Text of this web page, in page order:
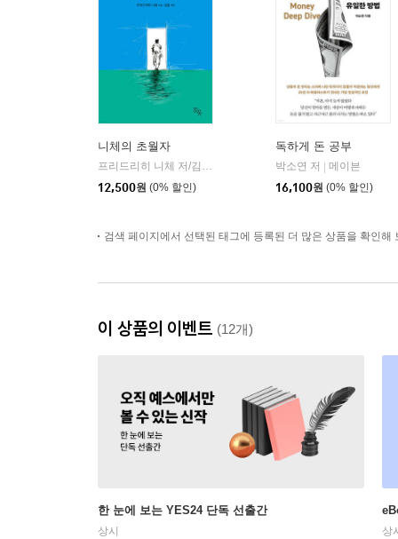
니체의 초월자
프리드리히 니체 저/김철 편역
12,500원 (0% 할인)
독하게 돈 공부
박소연 저
메이븐
16,100원 (0% 할인)
검색 페이지에서 선택된 태그에 등록된 더 많은 상품을 확인해
이 상품의 이벤트 (12개)
한 눈에 보는 YES24 단독 선출간
상시 상